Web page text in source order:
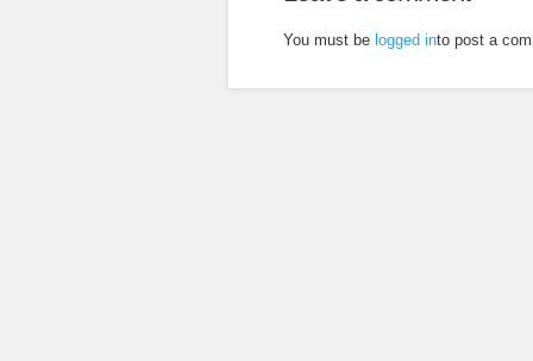
You must be logged into post a